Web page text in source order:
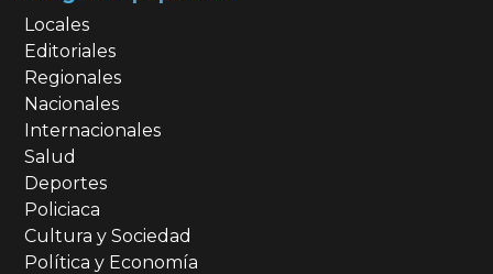
Locales
Editoriales
Regionales
Nacionales
Internacionales
Salud
Deportes
Policiaca
Cultura y Sociedad
Política y Economía